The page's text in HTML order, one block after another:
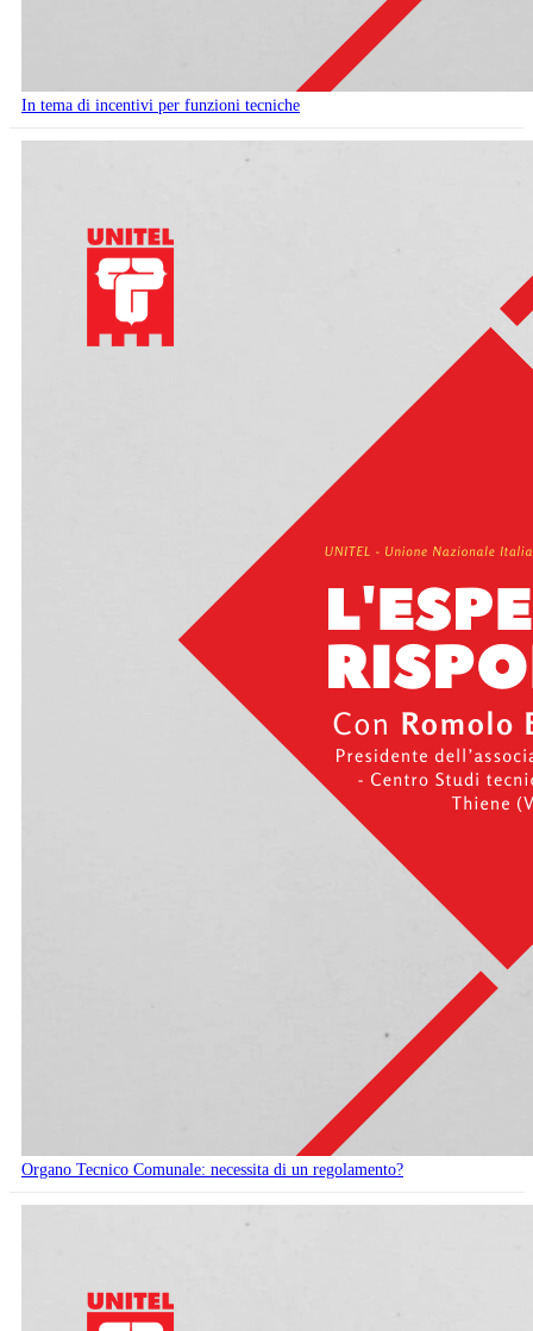
In tema di incentivi per funzioni tecniche
Organo Tecnico Comunale: necessita di un regolamento?